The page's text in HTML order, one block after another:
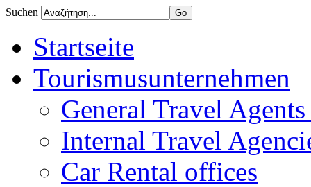
Suchen
Startseite
Tourismusunternehmen
General Travel
Internal Travel
Car Rental offices